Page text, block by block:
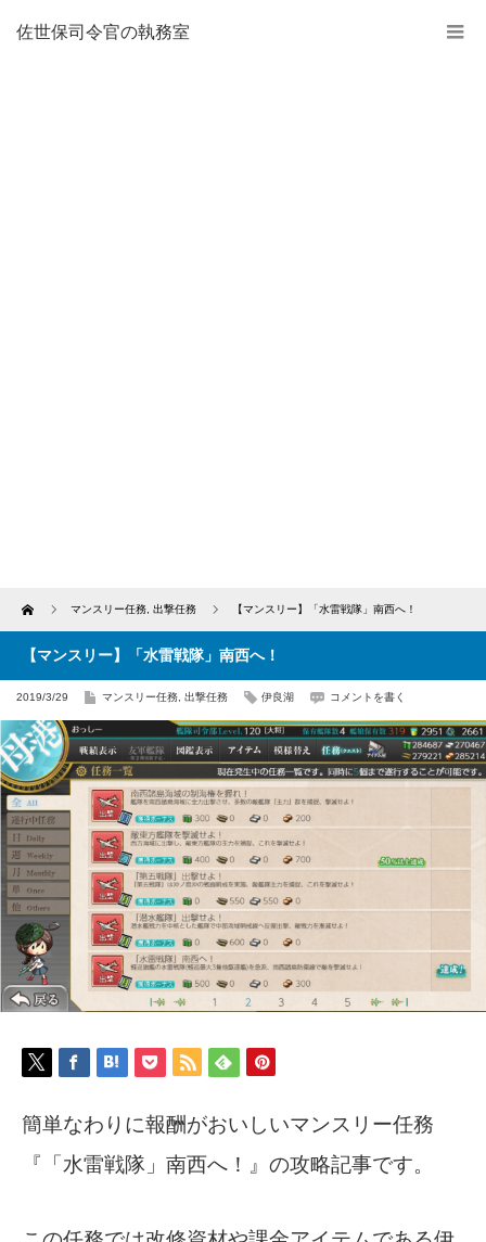
佐世保司令官の執務室
Home マンスリー任務 出撃任務 【マンスリー】「水雷戦隊」南西へ！
【マンスリー】「水雷戦隊」南西へ！
2019/3/29 マンスリー任務 出撃任務 伊良湖 コメントを書く
簡単なわりに報酬がおいしいマンスリー任務
『「水雷戦隊」南西へ！』の攻略記事です。